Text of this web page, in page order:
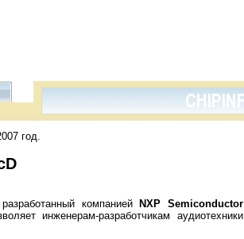
год.
компанией
NXP Semiconductor
инженерам-разработчикам аудиотехники